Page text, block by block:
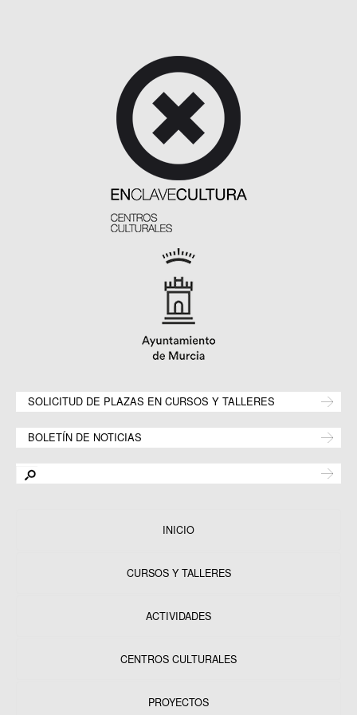
SOLICITUD DE PLAZAS EN CURSOS Y TALLERES
BOLETÍN DE NOTICIAS
INICIO
CURSOS Y TALLERES
ACTIVIDADES
CENTROS CULTURALES
PROYECTOS